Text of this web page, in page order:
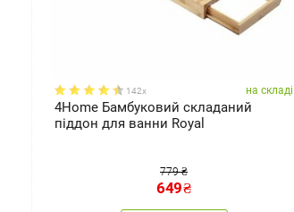
142x на складі
4Home Бамбуковий складаний
піддон для ванни Royal
779 ₴
649₴